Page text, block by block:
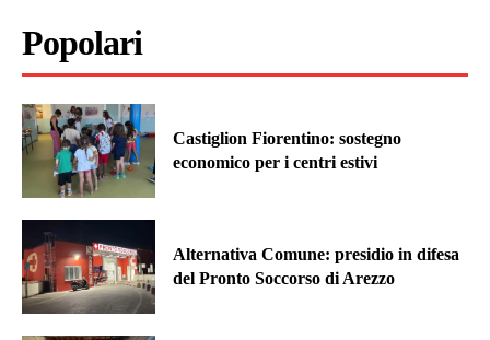
Popolari
Castiglion Fiorentino: sostegno
economico per i centri estivi
Alternativa Comune: presidio in difesa
del Pronto Soccorso di Arezzo